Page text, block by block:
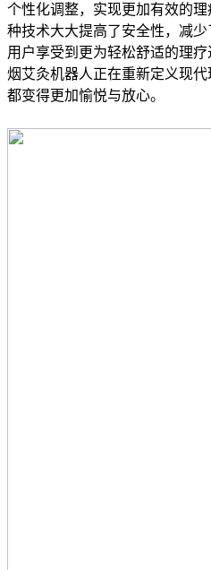
个性化调整，实现更加有效的
种技术大大提高了安全性，减
用户享受到更为轻松舒适的理
烟艾灸机器人正在重新定义现
都变得更加愉悦与放心。